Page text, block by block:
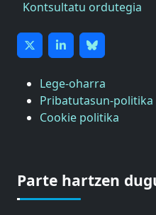
Kontsultatu ordutegia
Lege-oharra
Pribatutasun-politika
Cookie politika
Parte hartzen
GIPUZKOAKO
DONOSTIAKO UDALEKO